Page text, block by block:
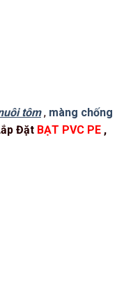
tôm, màng chống
Đặt BẠT PVC PE ,